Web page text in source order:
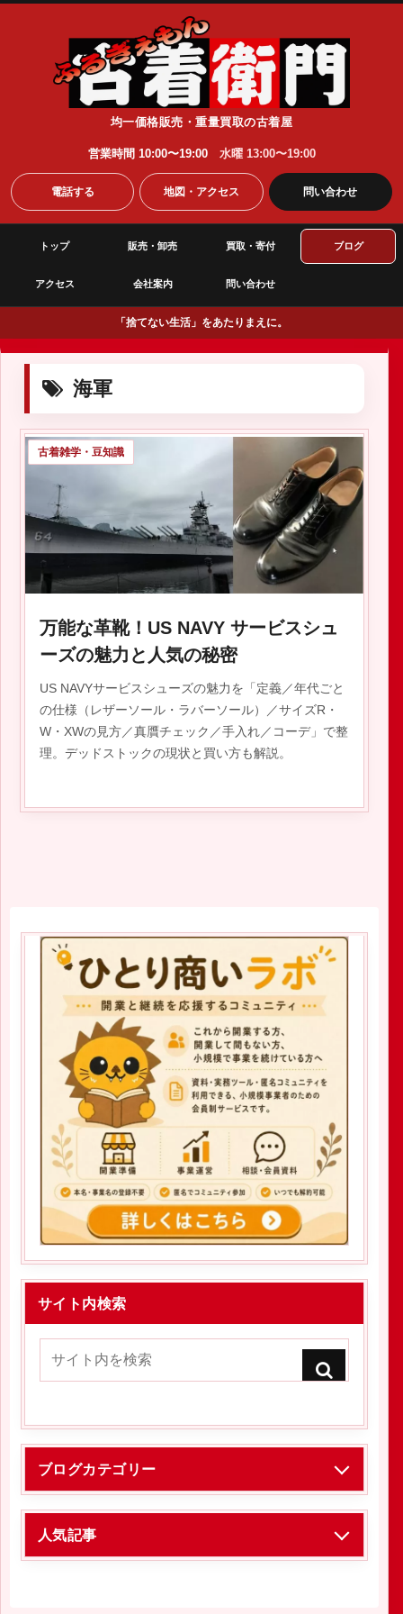
均一価格販売・重量買取の古着屋
営業時間 10:00〜19:00 水曜 13:00〜19:00
電話する 地図・アクセス 問い合わせ
トップ 販売・卸売 買取・寄付 ブログ
アクセス 会社案内 問い合わせ
「捨てない生活」をあたりまえに。
海軍
古着雑学・豆知識
万能な革靴！US NAVY サービスシュ
ーズの魅力と人気の秘密
US NAVYサービスシューズの魅力を「定義／年代ごと
の仕様（レザーソール・ラバーソール）／サイズR・
W・XWの見方／真贋チェック／手入れ／コーデ」で整
理。デッドストックの現状と買い方も解説。
2019.12.16
サイト内検索
ブログカテゴリー
人気記事